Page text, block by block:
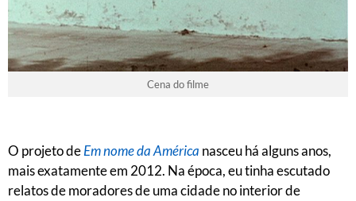
Cena do filme
O projeto deEm nome da América nasceu há alguns anos,
mais exatamente em 2012. Na época, eu tinha escutado
relatos de moradores de uma cidade no interior de